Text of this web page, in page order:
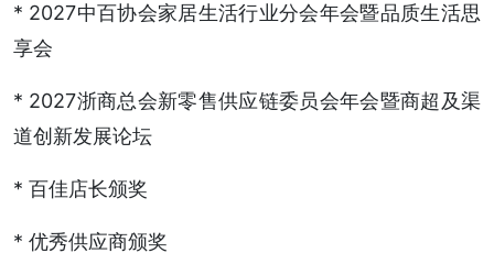
* 2027中百协会家居生活行业分会年会暨品质生活思
享会
* 2027浙商总会新零售供应链委员会年会暨商超及渠
道创新发展论坛
* 百佳店长颁奖
* 优秀供应商颁奖